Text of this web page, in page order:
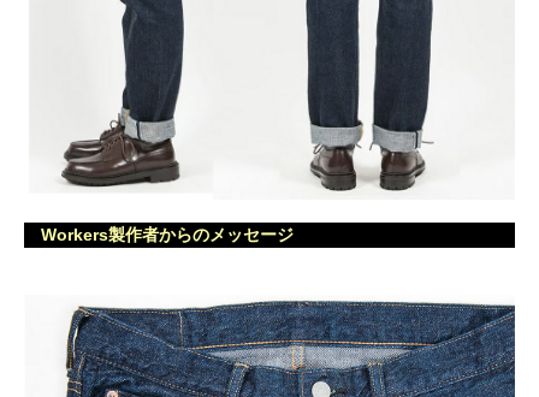
Workers製作者からのメッセージ